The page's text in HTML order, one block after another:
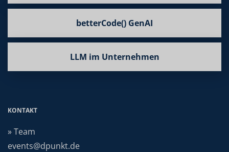
betterCode() GenAI
LLM im Unternehmen
KONTAKT
» Team
events@dpunkt.de